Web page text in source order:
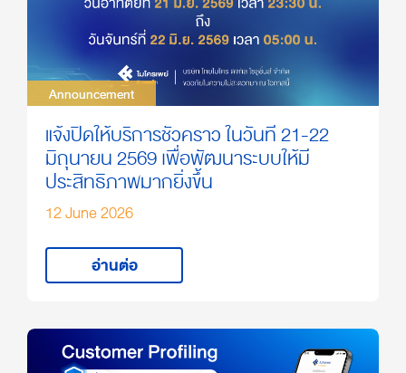
Announcement
Announcement
แจ้งปิดให้บริการชั่วคราว ในวันที่ 21-22
มิถุนายน 2569 เพื่อพัฒนาระบบให้มี
ประสิทธิภาพมากยิ่งขึ้น
12 June 2026
อ่านต่อ